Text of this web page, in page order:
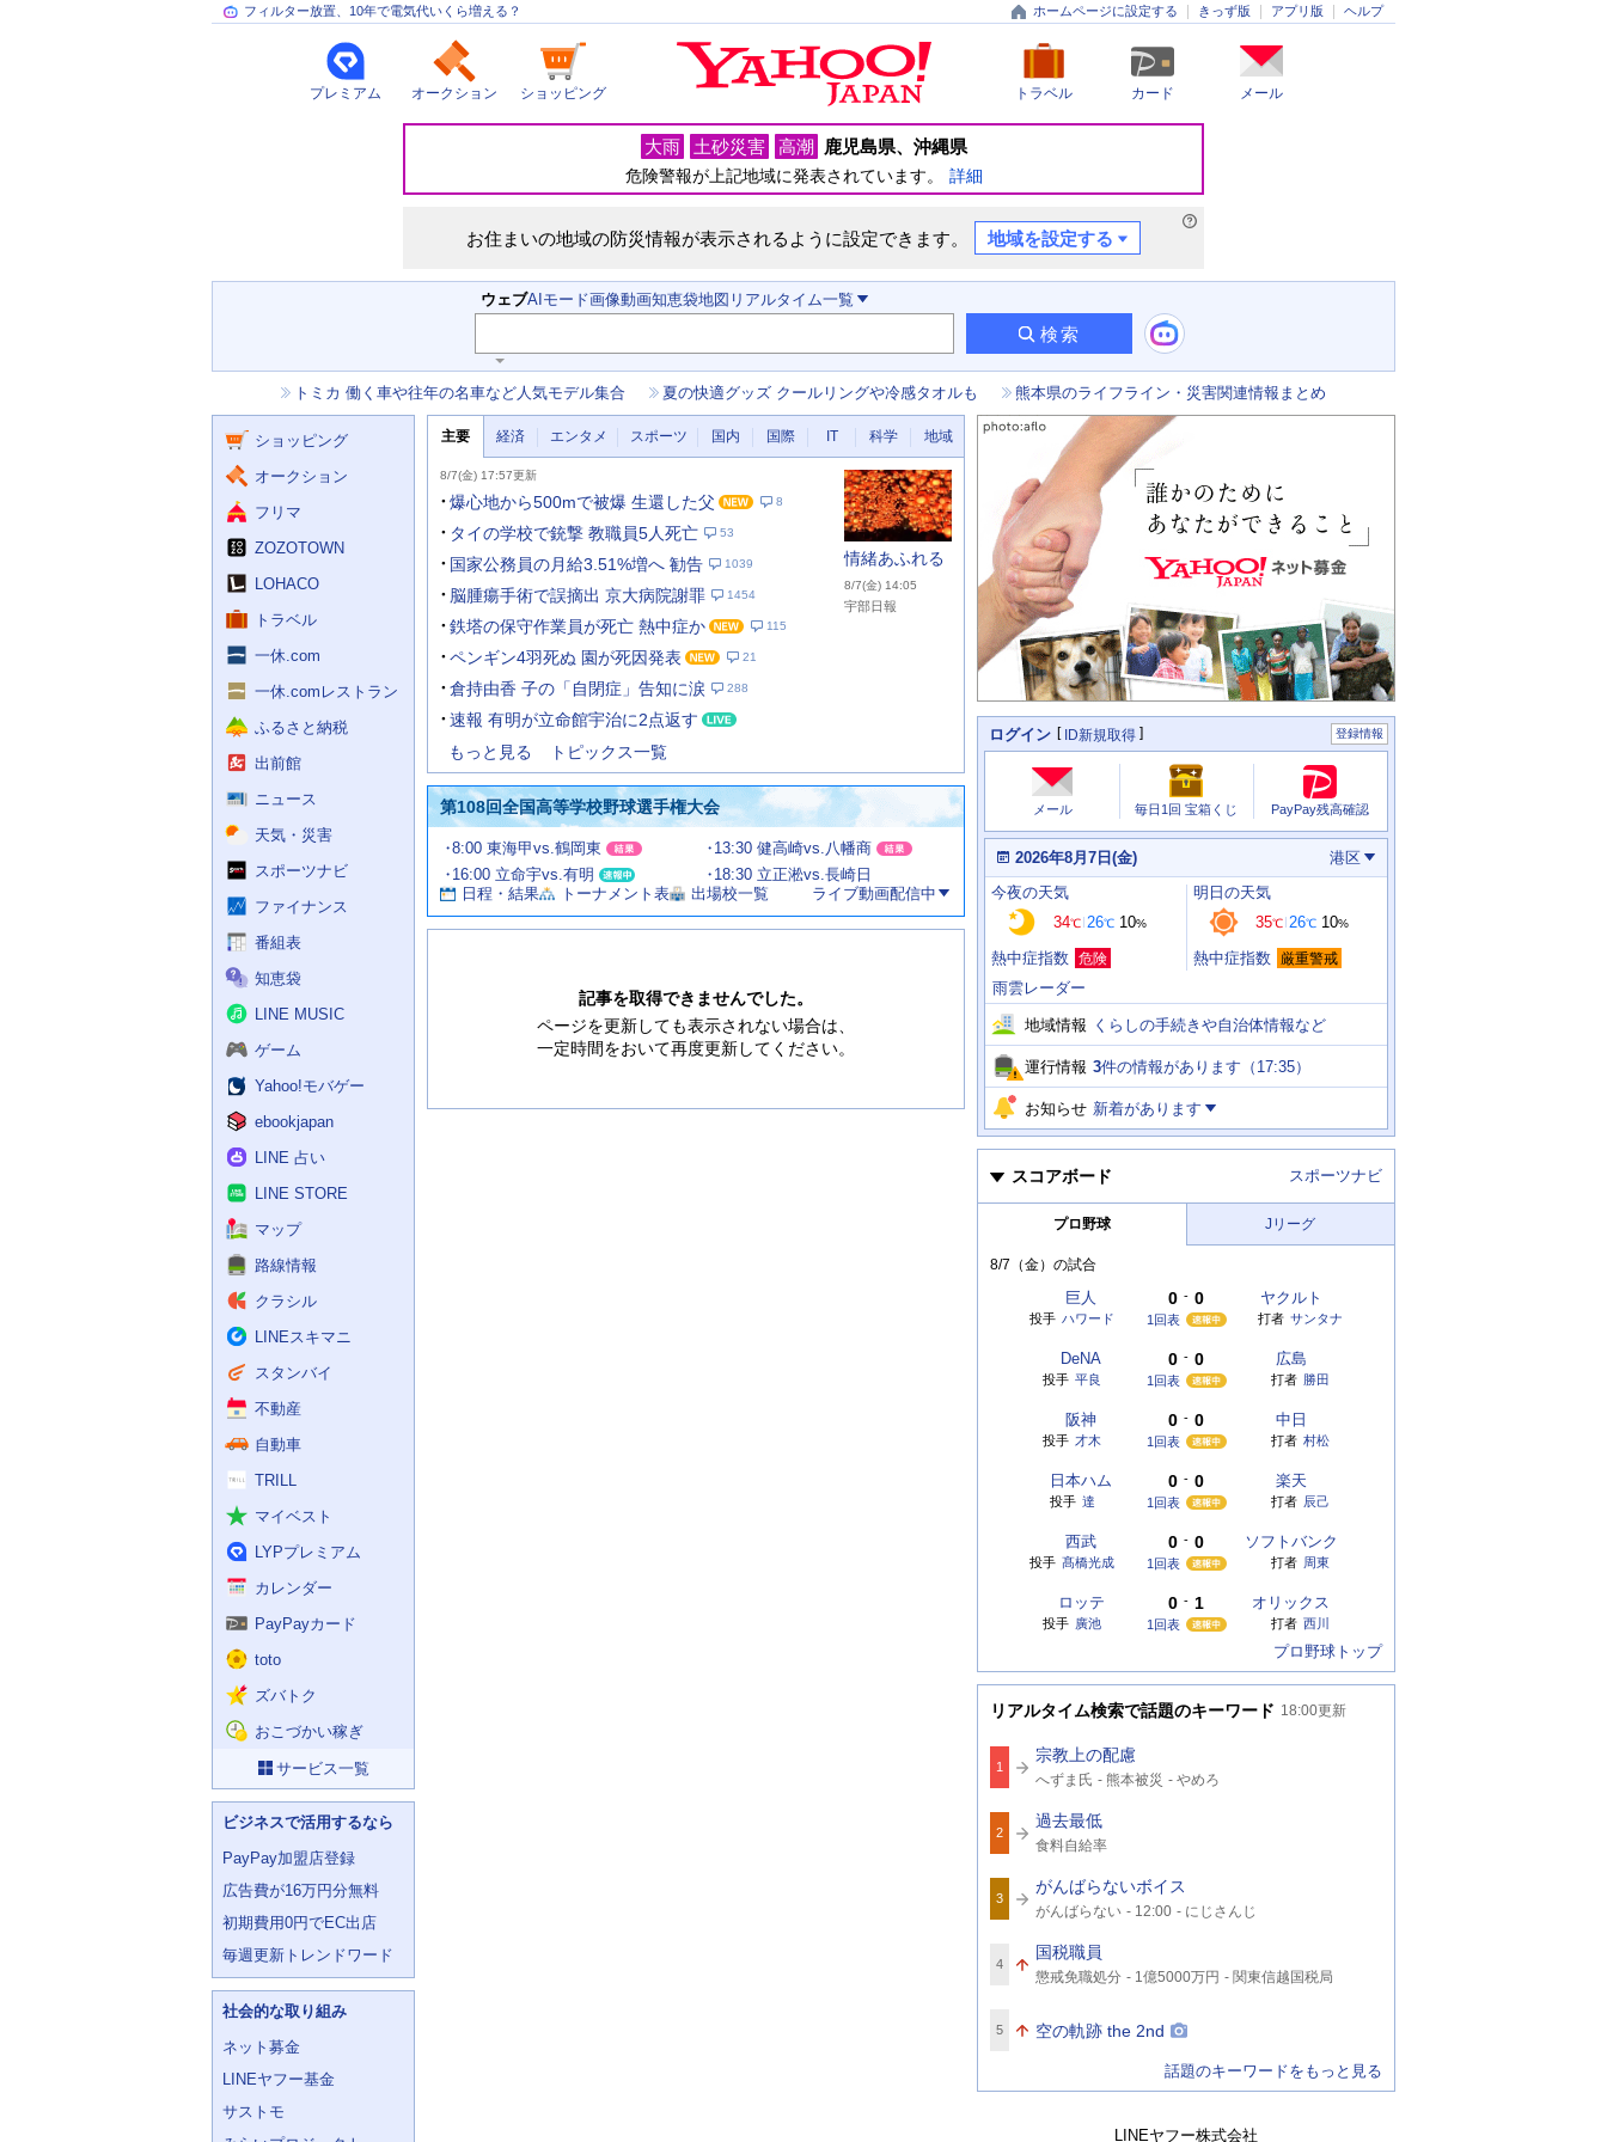
フィルター放置、10年で電気代いくら増える？ ホームページに設定する きっず版 アプリ版 ヘルプ
トラベル カード メール
プレミアム オークション ショッピング
災
大雨 土砂災害 高潮 鹿児島県 沖縄県
危険警報が上記地域に発表されています。 詳細
お住まいの地域の防災情報が表示されるように設定できます。 地域を設定する
検
索
ウェブAIモード画像動画知恵袋地図 リアルタイム一覧
検索
ワ
ー
力
補
助
を
開
く
せ
トミカ 働く車や往年の名車など人気モデル集合 夏の快適グッズ クールリングや冷感タオルも 熊本県のライフライン・災害関連情報まとめ
ビ
ショッピング
オークション
フリマ
ZOZOTOWN
LOHACO
トラベル
一休.com
一休.comレストラン
ふるさと納税
出前館
ニュース
天気・災害
スポーツナビ
ファイナンス
番組表
知恵袋
LINE MUSIC
ゲーム
Yahoo!モバゲー
ebookjapan
LINE 占い
LINE STORE
マップ
路線情報
クラシル
LINEスキマニ
スタンバイ
不動産
自動車
TRILL
マイベスト
LYPプレミアム
カレンダー
PayPayカード
toto
ズバトク
おこづかい稼ぎ
サービス一覧
ビジネスで活用するなら
PayPay加盟店登録
広告費が16万円分無料
初期費用0円でEC出店
毎週更新トレンドワード
社会的な取り組み
ネット募金
LINEヤフー基金
サストモ
ュ
ス
主要 経済 エンタメ スポーツ 国内 国際 IT 科学 地域
要
ニ
ー
8/7(金) 17:57更新
爆心地から500mで被爆 生還した父 8
タイの学校で銃撃 教職員5人死亡 53
国家公務員の月給3.51%増へ 勧告 1039
脳腫瘍手術で誤摘出 京大病院謝罪 1454
鉄塔の保守作業員が死亡 熱中症か 115
ペンギン4羽死ぬ 園が死因発表 21
倉持由香 子の「自閉症」告知に涙 288
速報 有明が立命館宇治に2点返す
情緒あふれる
8/7(金) 14:05
宇部日報
もっと見る トピックス一覧
第108回全国高等学校野球選手権大会
試
合
情
報
8:00 東海甲vs.鶴岡東
13:30 健高崎vs.八幡商
16:00 立命宇vs.有明
18:30 立正淞vs.長崎日
日程・結果
トーナメント表 出場校一覧 ライブ動画配信中
お
す
記事を取得できませんでした。
ページを更新しても表示されない場合は、
一定時間をおいて再度更新してください。
個
人
情
報
ログイン ID新規取得 登録情報
あ
た
の
ス
ス
メール 毎日1回 宝箱くじ PayPay残高確認
本
日
の
天
気
運
情
報
2026年8月7日(金) 港区
今
日
の
天
気
今夜の天気
34℃ 26℃ 10%
熱中症指数 危険
明日 の天気
35℃ 26℃ 10%
熱中症指数 厳重警戒
雨雲レーダー
地域情報 くらしの手続きや自治体情報など
運行情報 3件の情報があります（ 17:35）
お知らせ 新着があります
スコアボード スポーツナビ
プロ野球 Jリーグ
8/7（金） の試合
巨人 ヤクルト
1回表
0 - 0
投手 ハワード 打者 サンタナ
DeNA 広島
1回表
0 - 0
投手 平良 打者 勝田
阪神 中日
1回表
0 - 0
投手 才木 打者 村松
日本ハム 楽天
1回表
0 - 0
投手 達 打者 辰己
西武 ソフトバンク
1回表
0 - 0
投手 髙橋光成 打者 周東
ロッテ オリックス
1回表
0 - 1
投手 廣池 打者 西川
プロ野球トップ
リアルタイム検索で話題のキーワード 18:00更新
1
宗教上の配慮
連
ー
ド
へずま氏 熊本被災 やめろ
2
過去最低
関
連
ー
ド
食料自給率
3
がんばらないボイス
関
連
ー
ド
がんばらない 12:00 にじさんじ
4
国税職員
関
連
ー
ド
懲戒免職処分 1億5000万円 関東信越国税局
5 空の軌跡 the 2nd
話題のキーワードをもっと見る
LINEヤフー株式会社